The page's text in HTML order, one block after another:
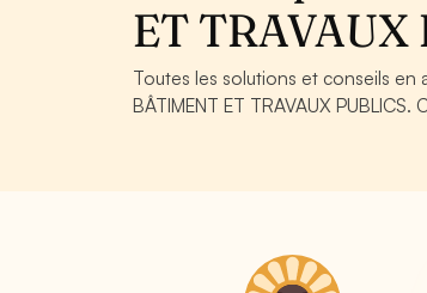
ET TRAVAUX
Toutes les solutions et conseils en
BÂTIMENT ET TRAVAUX